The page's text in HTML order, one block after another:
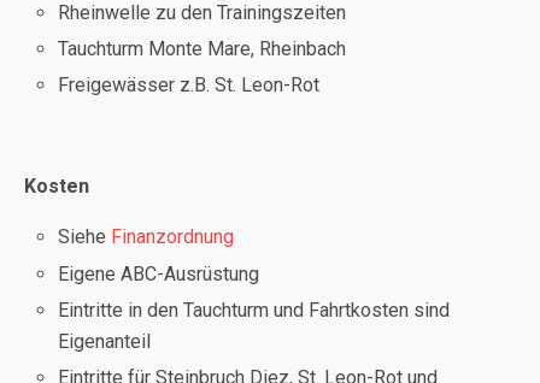
Rheinwelle zu den Trainingszeiten
Tauchturm Monte Mare, Rheinbach
Freigewässer z.B. St. Leon-Rot
Kosten
Siehe Finanzordnung
Eigene ABC-Ausrüstung
Eintritte in den Tauchturm und Fahrtkosten sind
Eigenanteil
Eintritte für Steinbruch Diez, St. Leon-Rot und